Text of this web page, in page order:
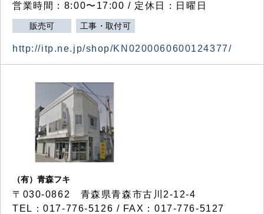
営業時間：8:00〜17:00 / 定休日：日曜日
販売可 工事・取付可
http://itp.ne.jp/shop/KN0200060600124377/
（有）青森フキ
〒030-0862 青森県青森市古川2-12-4
TEL：017-776-5126 / FAX：017-776-5127